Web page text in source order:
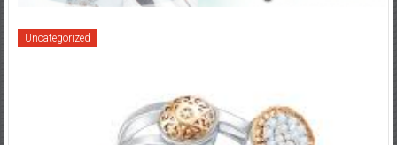
Uncategorized